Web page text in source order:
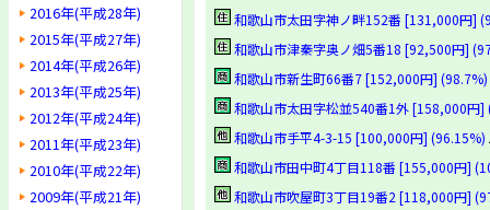
和歌山市太田字神ノ畔152番 [131,000円]
和歌山市津秦字奥ノ畑5番18 [92,500円]
和歌山市新生町66番7 [152,000円] (98.7%)
和歌山市太田字松並540番1外 [158,000円]
和歌山市手平4-3-15 [100,000円] (96.15%)
和歌山市田中町4丁目118番 [155,000円]
和歌山市吹屋町3丁目19番2 [118,000円]
2016年(平成28年)
2015年(平成27年)
2014年(平成26年)
2013年(平成25年)
2012年(平成24年)
2011年(平成23年)
2010年(平成22年)
2009年(平成21年)